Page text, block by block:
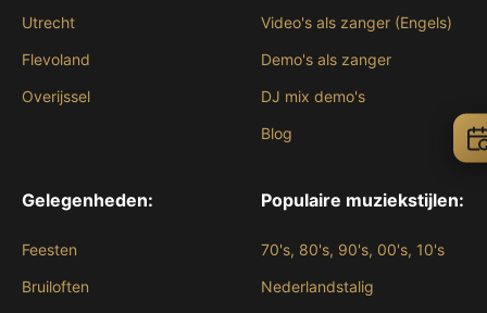
Utrecht
Flevoland
Overijssel
Video's als zanger (Engels)
Demo's als zanger
DJ mix demo's
Blog
Gelegenheden:
Feesten
Bruiloften
Populaire muziekstijlen:
70's, 80's, 90's, 00's, 10's
Nederlandstalig